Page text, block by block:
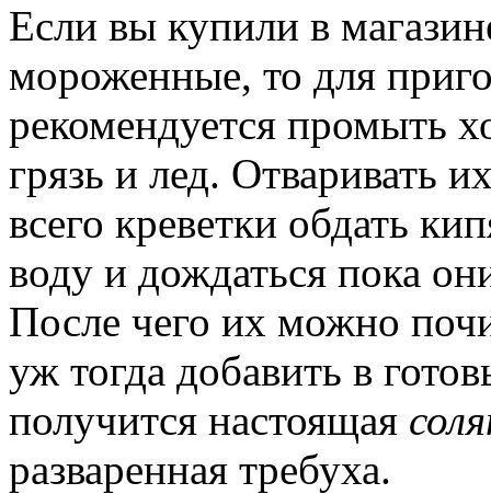
Если вы купили в
мороженные, то для
рекомендуется промыть
грязь и лед. Отваривать
всего креветки обдать
воду и дождаться пока
После чего их можно
уж тогда добавить в
получится настоящая
разваренная требуха.